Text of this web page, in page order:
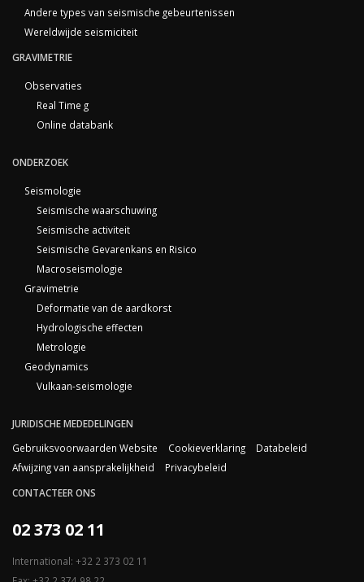
Andere types van seismische gebeurtenissen
Wereldwijde seismiciteit
GRAVIMETRIE
Observaties
Real Time g
Online databank
ONDERZOEK
Seismologie
Seismische waarschuwing
Seismische activiteit
Seismische Gevarenkans en Risico
Macroseismologie
Gravimetrie
Deformatie van de aardkorst
Hydrologische effecten
Metrologie
Geodynamics
Vulkaan-seismologie
JURIDISCHE MEDEDELINGEN
Gebruiksvoorwaarden Website
Cookieverklaring
Databeleid
Afwijzing van aansprakelijkheid
Privacybeleid
CONTACTEER ONS
02 373 02 11
International: +32 2 373 02 11